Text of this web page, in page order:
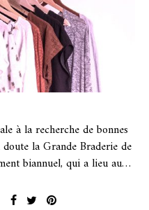
à la recherche de bonnes
doute la Grande Braderie de
biannuel, qui a lieu au…